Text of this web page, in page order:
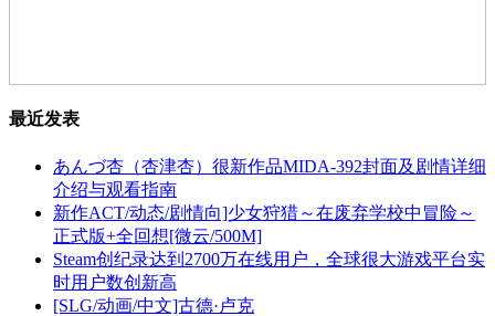
最近发表
あんづ杏（杏津杏）很新作品MIDA-392封面及剧情详细
介绍与观看指南
新作ACT/动态/剧情向]少女狩猎～在废弃学校中冒险～
正式版+全回想[微云/500M]
Steam创纪录达到2700万在线用户，全球很大游戏平台实
时用户数创新高
[SLG/动画/中文]古德·卢克